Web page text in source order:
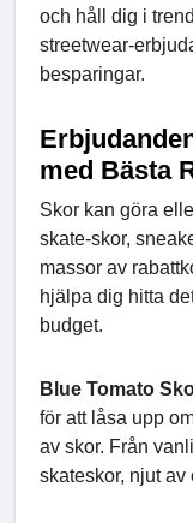
och håll dig i
streetwear-
besparingar.
med Bästa
Skor kan göra
skate-skor,
massor av
hjälpa dig hitta
budget.
Blue Tomato
för att låsa upp
av skor. Från
skateskor, njut av